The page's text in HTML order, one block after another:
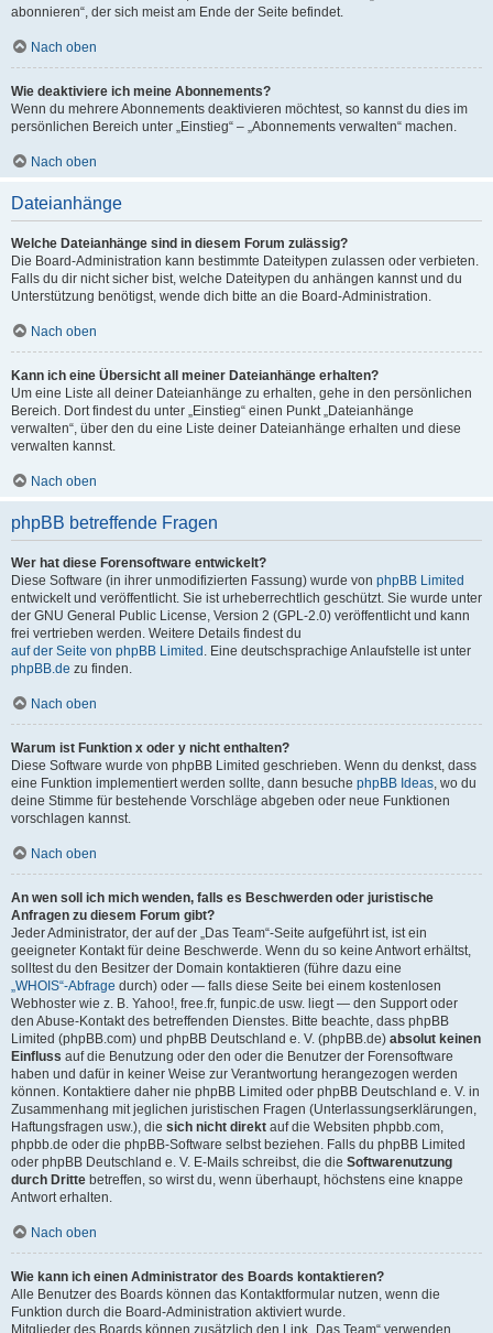
abonnieren“, der sich meist am Ende der Seite befindet.
Nach oben
Wie deaktiviere ich meine Abonnements?
Wenn du mehrere Abonnements deaktivieren möchtest, so kannst du dies im
persönlichen Bereich unter „Einstieg“ – „Abonnements verwalten“ machen.
Nach oben
Dateianhänge
Welche Dateianhänge sind in diesem Forum zulässig?
Die Board-Administration kann bestimmte Dateitypen zulassen oder verbieten.
Falls du dir nicht sicher bist, welche Dateitypen du anhängen kannst und du
Unterstützung benötigst, wende dich bitte an die Board-Administration.
Nach oben
Kann ich eine Übersicht all meiner Dateianhänge erhalten?
Um eine Liste all deiner Dateianhänge zu erhalten, gehe in den persönlichen
Bereich. Dort findest du unter „Einstieg“ einen Punkt „Dateianhänge
verwalten“, über den du eine Liste deiner Dateianhänge erhalten und diese
verwalten kannst.
Nach oben
phpBB betreffende Fragen
Wer hat diese Forensoftware entwickelt?
Diese Software (in ihrer unmodifizierten Fassung) wurde von phpBB Limited
entwickelt und veröffentlicht. Sie ist urheberrechtlich geschützt. Sie wurde unter
der GNU General Public License, Version 2 (GPL-2.0) veröffentlicht und kann
frei vertrieben werden. Weitere Details findest du
auf der Seite von phpBB Limited . Eine deutschsprachige Anlaufstelle ist unter
phpBB.de zu finden.
Nach oben
Warum ist Funktion x oder y nicht enthalten?
Diese Software wurde von phpBB Limited geschrieben. Wenn du denkst, dass
eine Funktion implementiert werden sollte, dann besuche phpBB Ideas, wo du
deine Stimme für bestehende Vorschläge abgeben oder neue Funktionen
vorschlagen kannst.
Nach oben
An wen soll ich mich wenden, falls es Beschwerden oder juristische
Anfragen zu diesem Forum gibt?
Jeder Administrator, der auf der „Das Team“-Seite aufgeführt ist, ist ein
geeigneter Kontakt für deine Beschwerde. Wenn du so keine Antwort erhältst,
solltest du den Besitzer der Domain kontaktieren (führe dazu eine
„WHOIS“-Abfrage durch) oder — falls diese Seite bei einem kostenlosen
Webhoster wie z. B. Yahoo!, free.fr, funpic.de usw. liegt — den Support oder
den Abuse-Kontakt des betreffenden Dienstes. Bitte beachte, dass phpBB
Limited (phpBB.com) und phpBB Deutschland e. V. (phpBB.de) absolut keinen
Einfluss auf die Benutzung oder den oder die Benutzer der Forensoftware
haben und dafür in keiner Weise zur Verantwortung herangezogen werden
können. Kontaktiere daher nie phpBB Limited oder phpBB Deutschland e. V. in
Zusammenhang mit jeglichen juristischen Fragen (Unterlassungserklärungen,
Haftungsfragen usw.), die sich nicht direkt auf die Websiten phpbb.com,
phpbb.de oder die phpBB-Software selbst beziehen. Falls du phpBB Limited
oder phpBB Deutschland e. V. E-Mails schreibst, die die Softwarenutzung
durch Dritte betreffen, so wirst du, wenn überhaupt, höchstens eine knappe
Antwort erhalten.
Nach oben
Wie kann ich einen Administrator des Boards kontaktieren?
Alle Benutzer des Boards können das Kontaktformular nutzen, wenn die
Funktion durch die Board-Administration aktiviert wurde.
Mitglieder des Boards können zusätzlich den Link „Das Team“ verwenden.